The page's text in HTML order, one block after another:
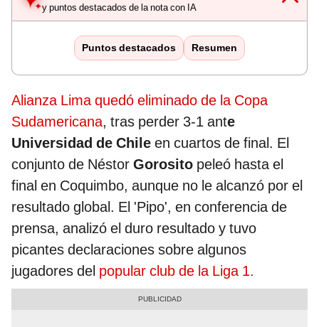
y puntos destacados de la nota con IA
Puntos destacados Resumen
Alianza Lima quedó eliminado de la Copa
Sudamericana, tras perder 3-1 ante
Universidad de Chile en cuartos de final. El
conjunto de Néstor Gorosito peleó hasta el
final en Coquimbo, aunque no le alcanzó por el
resultado global. El 'Pipo', en conferencia de
prensa, analizó el duro resultado y tuvo
picantes declaraciones sobre algunos
jugadores del popular club de la Liga 1.